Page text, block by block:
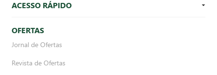
ACESSO RÁPIDO
OFERTAS
Jornal de Ofertas
Revista de Ofertas